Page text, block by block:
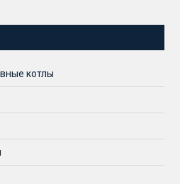
котлы